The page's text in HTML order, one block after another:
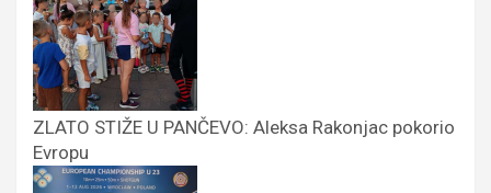
ZLATO STIŽE U PANČEVO: Aleksa Rakonjac pokorio
Evropu